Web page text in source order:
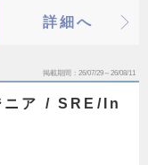
詳細へ
掲載期間 26/07/29～26/08/11
ニア / SRE/In